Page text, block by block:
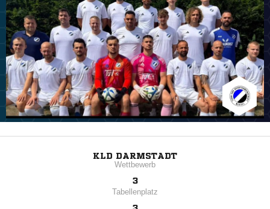
KLD DARMSTADT
Wettbewerb
3
Tabellenplatz